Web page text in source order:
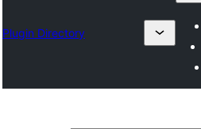
Plugin Directory